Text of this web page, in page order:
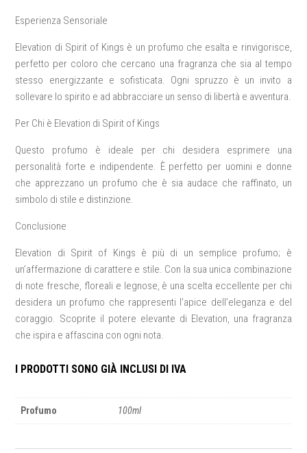
Esperienza Sensoriale
Elevation di Spirit of Kings è un profumo che esalta e rinvigorisce,
perfetto per coloro che cercano una fragranza che sia al tempo
stesso energizzante e sofisticata. Ogni spruzzo è un invito a
sollevare lo spirito e ad abbracciare un senso di libertà e avventura.
Per Chi è Elevation di Spirit of Kings
Questo profumo è ideale per chi desidera esprimere una
personalità forte e indipendente. È perfetto per uomini e donne
che apprezzano un profumo che è sia audace che raffinato, un
simbolo di stile e distinzione.
Conclusione
Elevation di Spirit of Kings è più di un semplice profumo; è
un’affermazione di carattere e stile. Con la sua unica combinazione
di note fresche, floreali e legnose, è una scelta eccellente per chi
desidera un profumo che rappresenti l’apice dell’eleganza e del
coraggio. Scoprite il potere elevante di Elevation, una fragranza
che ispira e affascina con ogni nota.
I PRODOTTI SONO GIÀ INCLUSI DI IVA
Profumo 100ml